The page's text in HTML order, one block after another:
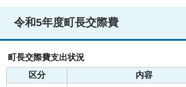
令和5年度町長交際費
町長交際費支出状況
区分 内容